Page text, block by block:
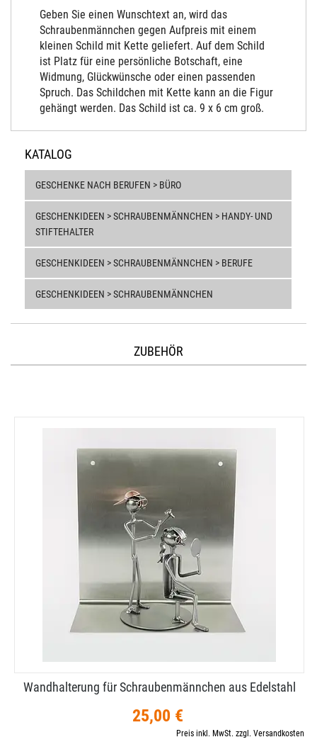
Geben Sie einen Wunschtext an, wird das
Schraubenmännchen gegen Aufpreis mit einem
kleinen Schild mit Kette geliefert. Auf dem Schild
ist Platz für eine persönliche Botschaft, eine
Widmung, Glückwünsche oder einen passenden
Spruch. Das Schildchen mit Kette kann an die Figur
gehängt werden. Das Schild ist ca. 9 x 6 cm groß.
KATALOG
GESCHENKE NACH BERUFEN > BÜRO
GESCHENKIDEEN > SCHRAUBENMÄNNCHEN > HANDY- UND
STIFTEHALTER
GESCHENKIDEEN > SCHRAUBENMÄNNCHEN > BERUFE
GESCHENKIDEEN > SCHRAUBENMÄNNCHEN
ZUBEHÖR
Wandhalterung für Schraubenmännchen aus Edelstahl
25,00 €
Preis inkl. MwSt. zzgl. Versandkosten